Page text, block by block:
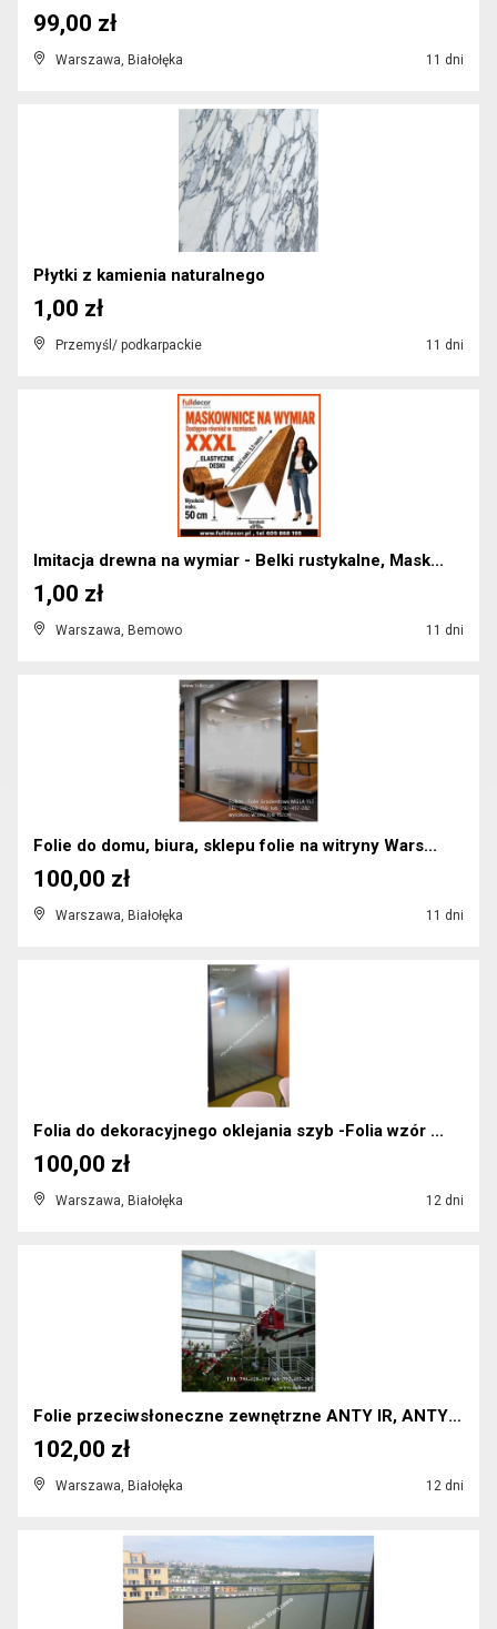
Warszawa, Białołęka 11 dni
99,00 zł
Płytki z kamienia naturalnego
Przemyśl/ podkarpackie 11 dni
1,00 zł
Imitacja drewna na wymiar - Belki rustykalne, Mask...
Warszawa, Bemowo 11 dni
1,00 zł
Folie do domu, biura, sklepu folie na witryny Wars...
Warszawa, Białołęka 11 dni
100,00 zł
Folia do dekoracyjnego oklejania szyb -Folia wzór ...
Warszawa, Białołęka 12 dni
100,00 zł
Folie przeciwsłoneczne zewnętrzne ANTY IR, ANTY UV...
Warszawa, Białołęka 12 dni
102,00 zł